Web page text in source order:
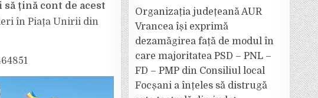
țină cont de acest
în Piața Unirii din
Organizația județeană AUR
Vrancea își exprimă
dezamăgirea față de modul în
care majoritatea PSD – PNL –
FD – PMP din Consiliul local
Focșani a înțeles să distrugă